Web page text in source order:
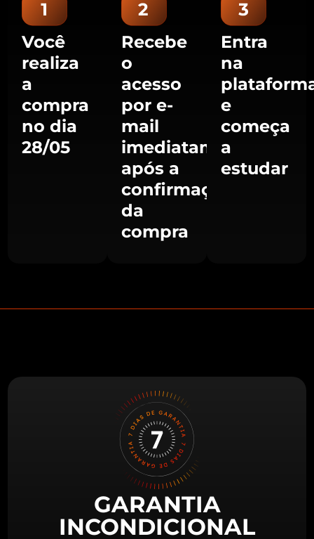
Você
realiza
a
compra
no dia
28/05
Recebe
o
acesso
por e-
mail
imediatamente
após a
confirmação
da
compra
Entra
na
e
começa
a
estudar
GARANTIA
INCONDICIONAL